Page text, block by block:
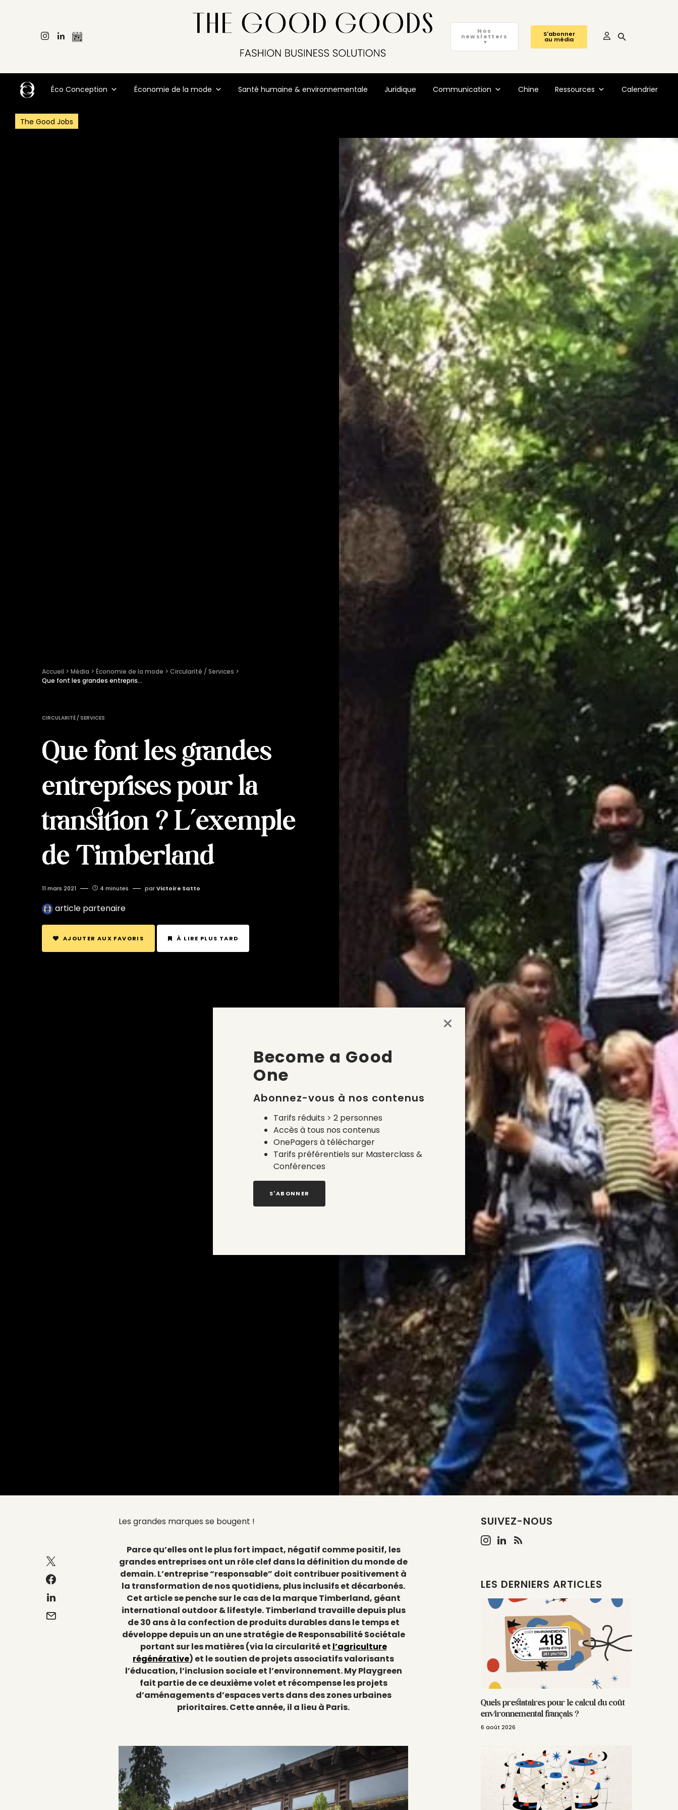
Nos
newsletters
▼
S'abonner
au média
Éco Conception Économie de la mode Santé humaine & environnementale Juridique Communication Chine Ressources Calendrier
The Good Jobs
Accueil > Média > Économie de la mode > Circularité / Services >
Que font les grandes entreprises pour la transition ? L’exemple de Timberland
CIRCULARITÉ / SERVICES
Que font les grandes
entreprises pour la
transition ? L’exemple
de Timberland
11 mars 2021 4 minutes par Victoire Satto
article partenaire
AJOUTER AUX FAVORIS À LIRE PLUS TARD
Les grandes marques se bougent !
Parce qu’elles ont le plus fort impact, négatif comme positif, les
grandes entreprises ont un rôle clef dans la définition du monde de
demain. L’entreprise “responsable” doit contribuer positivement à
la transformation de nos quotidiens, plus inclusifs et décarbonés.
Cet article se penche sur le cas de la marque Timberland, géant
international outdoor & lifestyle. Timberland travaille depuis plus
de 30 ans à la confection de produits durables dans le temps et
développe depuis un an une stratégie de Responsabilité Sociétale
portant sur les matières (via la circularité et l’agriculture
régénérative) et le soutien de projets associatifs valorisants
l’éducation, l’inclusion sociale et l’environnement. My Playgreen
fait partie de ce deuxième volet et récompense les projets
d’aménagements d’espaces verts dans des zones urbaines
prioritaires. Cette année, il a lieu à Paris.
SUIVEZ-NOUS
LES DERNIERS ARTICLES
Quels prestataires pour le calcul du coût
environnemental français ?
6 août 2026
Become a Good
One
Abonnez-vous à nos contenus
Tarifs réduits > 2 personnes
Accès à tous nos contenus
OnePagers à télécharger
Tarifs préférentiels sur Masterclass &
Conférences
S'ABONNER